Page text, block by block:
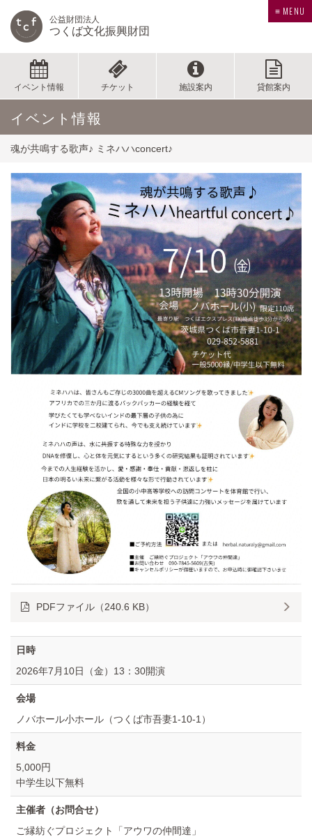
公益財団法人
つくば文化振興財団
≡ MENU
イベント情報 チケット 施設案内 貸館案内
イベント情報
魂が共鳴する歌声♪ ミネハハconcert♪
PDFファイル（240.6 KB）
日時
2026年7月10日（金）13：30開演
会場
ノバホール小ホール（つくば市吾妻1-10-1）
料金
5,000円
中学生以下無料
主催者（お問合せ）
ご縁紡ぐプロジェクト「アウワの仲間達」